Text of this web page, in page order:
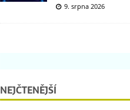
9. srpna 2026
NEJČTENĚJŠÍ